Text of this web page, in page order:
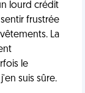
lourd crédit
frustrée
La
le
suis sûre.